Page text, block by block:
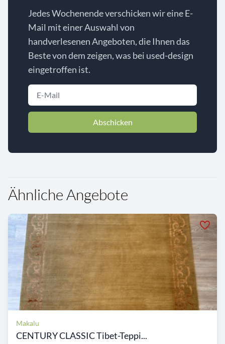
Jedes Wochenende verschicken wir eine E-
Mail mit einer Auswahl von
handverlesenen Angeboten, die Ihnen das
Beste von dem zeigen, was bei used-design
eingetroffen ist.
Abschicken
Ähnliche Angebote
Makalu
CENTURY CLASSIC Tibet-Teppi...